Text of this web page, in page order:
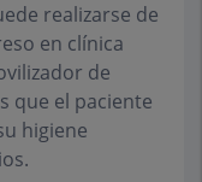
realizarse de
en clínica
de
que el paciente
higiene